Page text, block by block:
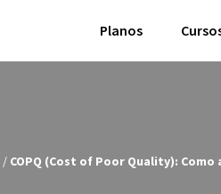
Planos
/ COPQ (Cost of Poor Quality):